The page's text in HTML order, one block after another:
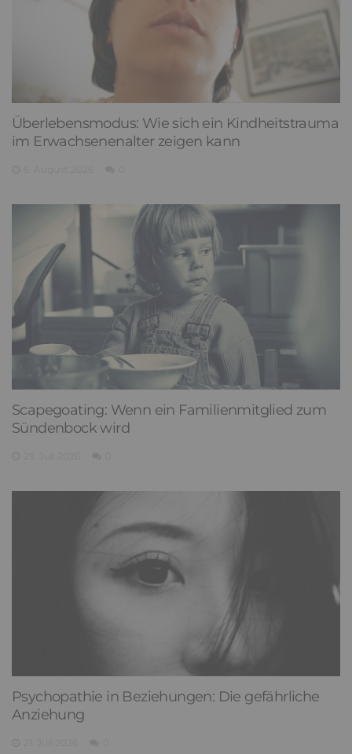
Überlebensmodus: Wie sich ein Kindheitstrauma
im Erwachsenenalter zeigen kann
Scapegoating: Wenn ein Familienmitglied zum
Sündenbock wird
Psychopathie in Beziehungen: Die gefährliche
Anziehung